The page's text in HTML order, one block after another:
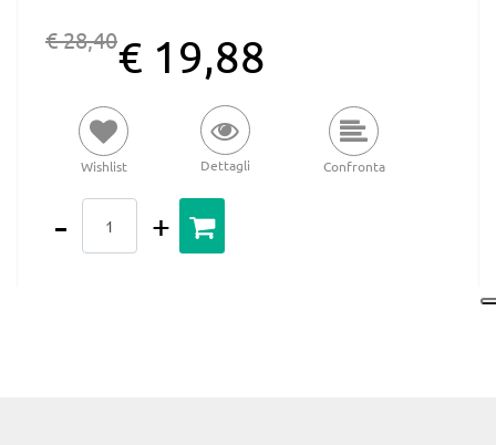
€ 28,40€ 19,88
Wishlist Dettagli Confronta